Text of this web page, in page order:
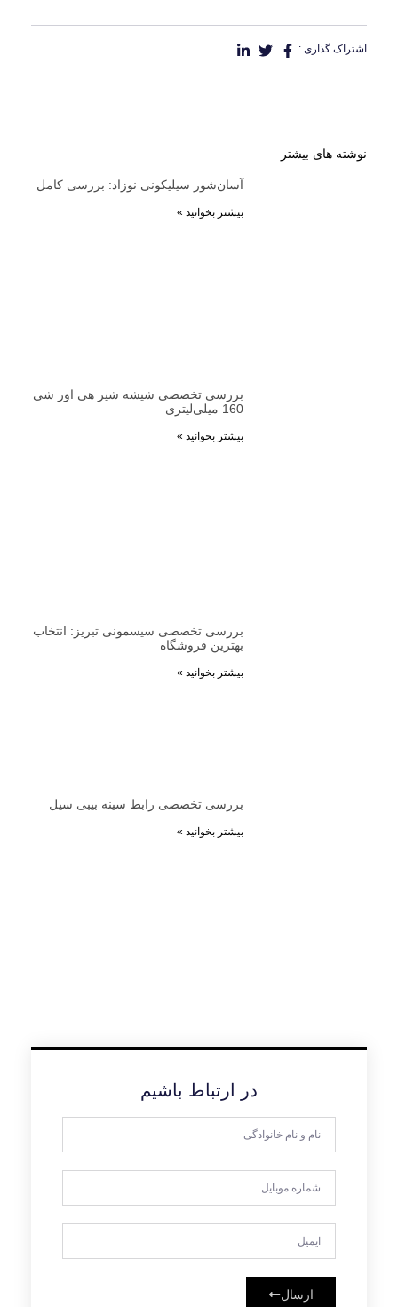
اشتراک گذاری :
نوشته های بیشتر
آسان‌شور سیلیکونی نوزاد: بررسی کامل
بیشتر بخوانید »
بررسی تخصصی شیشه شیر هی اور شی
160 میلی‌لیتری
بیشتر بخوانید »
بررسی تخصصی سیسمونی تبریز: انتخاب
بهترین فروشگاه‌
بیشتر بخوانید »
بررسی تخصصی رابط سینه بیبی سیل
بیشتر بخوانید »
در ارتباط باشیم
ارسال